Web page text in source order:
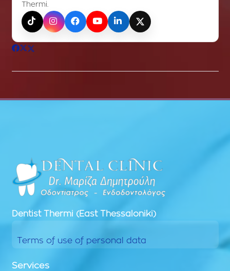
Thermi.
TikTokInstagramFacebookYouTubeLinkedInX (Twitter)
Dentist Thermi (East Thessaloniki)
Terms of use of personal data
Services